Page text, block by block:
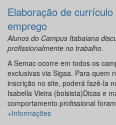
Elaboração de
emprego
Alunos do Campus Itabaiana
profissionalmente no trabalho.
A Semac ocorre em todos os
exclusivas via Sigaa. Para quem
inscrição no site, poderá fazê-la
Isabella Vieira (bolsista)Dicas e
comportamento profissional
+Informações